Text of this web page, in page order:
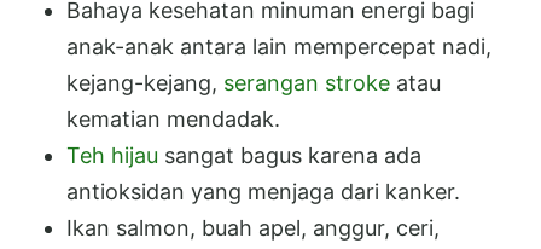
Bahaya kesehatan minuman energi bagi
anak-anak antara lain mempercepat nadi,
kejang-kejang, serangan stroke atau
kematian mendadak.
Teh hijau sangat bagus karena ada
antioksidan yang menjaga dari kanker.
Ikan salmon, buah apel, anggur, ceri,